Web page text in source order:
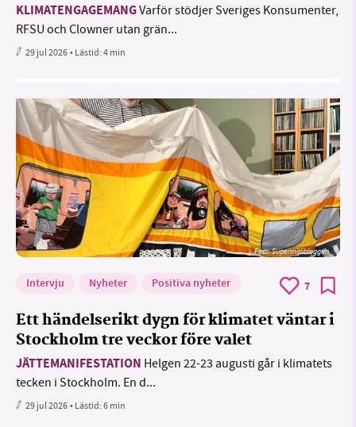
KLIMATENGAGEMANGVarför stödjer Sveriges Konsumenter,
RFSU och Clowner utan grän...
29 jul 2026• Lästid:4 min
Foto: Supermijöbloggen
Intervju Nyheter Positiva nyheter 7
Ett händelserikt dygn för klimatet väntar i
Stockholm tre veckor före valet
JÄTTEMANIFESTATION Helgen 22-23 augusti går i klimatets
tecken i Stockholm. En d...
29 jul 2026• Lästid:6 min